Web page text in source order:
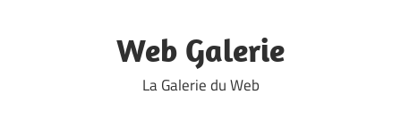
Web Galerie
La Galerie du Web